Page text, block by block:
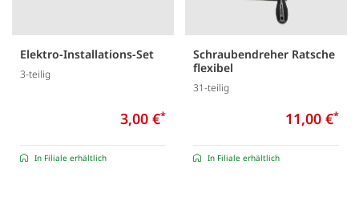
Elektro-Installations-Set
3-teilig
3,00 €*
In Filiale erhältlich
Schraubendreher Ratsche
flexibel
31-teilig
11,00 €*
In Filiale erhältlich